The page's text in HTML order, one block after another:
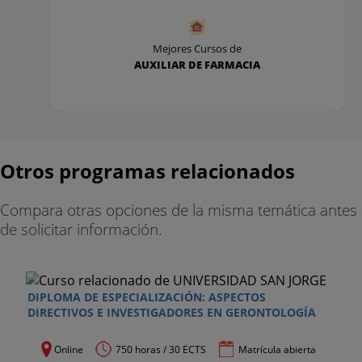
- Acompañamiento de los usuarios.
autonomía personal en situaciones cotidianas de
- Mejora del proceso de comunicación con el
- Utilización de técnicas de comunicación
alternativa y aumentativa.
Docentes del curso de atención sociosanitaria
Mejores Cursos de
AUXILIAR DE FARMACIA
Otros programas relacionados
Compara otras opciones de la misma temática antes
de solicitar información.
DIPLOMA DE ESPECIALIZACIÓN: ASPECTOS
DIRECTIVOS E INVESTIGADORES EN GERONTOLOGÍA
Online 750 horas / 30 ECTS Matrícula abierta